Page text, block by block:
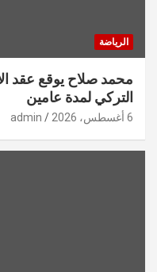
الرياضة
محمد صلاح يوقع عقد
التركي لمدة عامين
6 أغسطس، 2026 admin